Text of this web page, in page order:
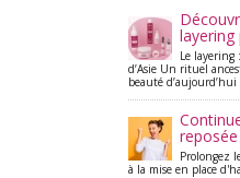
Le
d’Asie Un rituel
beauté d’aujourd’hui
Prolongez
à la mise en place